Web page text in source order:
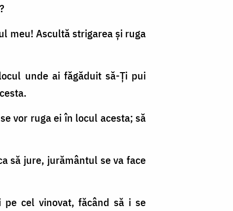
meu! Ascultă strigarea şi ruga
unde ai făgăduit să-Ți pui
vor ruga ei în locul acesta; să
să jure, jurământul se va face
cel vinovat, făcând să i se